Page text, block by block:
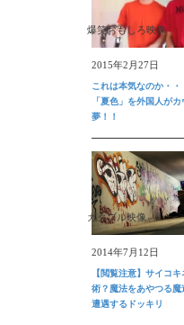
爆笑おもしろ映像
2015年2月27日
これは本気なのか・・
「夏色」を外国人が
夢！！
ガクブル映像
2014年7月12日
【閲覧注意】サイコ
術？魔法をあやつる魔
遭遇するドッキリ